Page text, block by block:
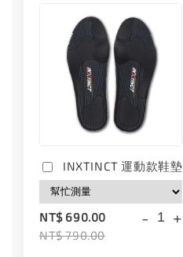
INXTINCT 運動款鞋墊
NT$ 690.00
NT$ 790.00
- +